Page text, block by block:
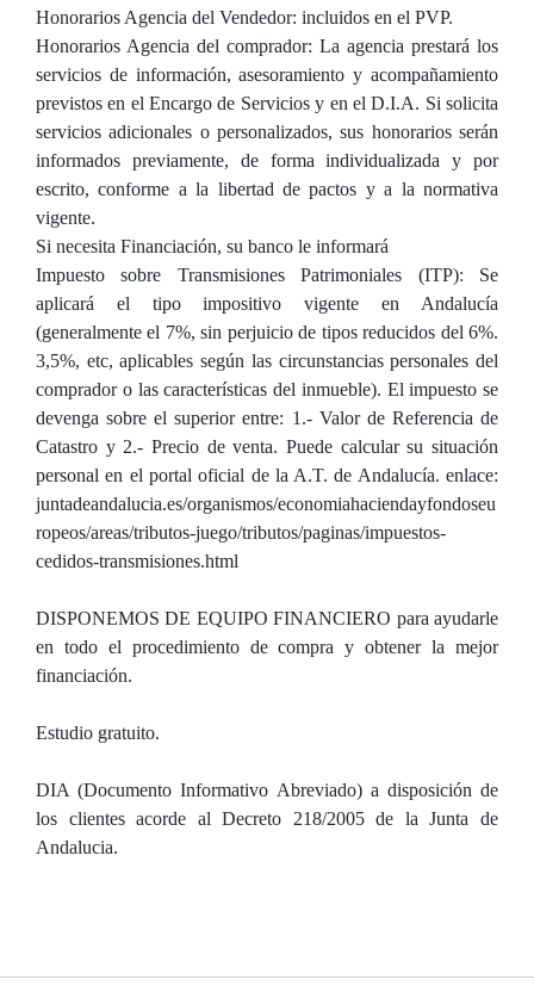
Honorarios Agencia del Vendedor: incluidos en el PVP.
Honorarios Agencia del comprador: La agencia prestará los
servicios de información, asesoramiento y acompañamiento
previstos en el Encargo de Servicios y en el D.I.A. Si solicita
servicios adicionales o personalizados, sus honorarios serán
informados previamente, de forma individualizada y por
escrito, conforme a la libertad de pactos y a la normativa
vigente.
Si necesita Financiación, su banco le informará
Impuesto sobre Transmisiones Patrimoniales (ITP): Se
aplicará el tipo impositivo vigente en Andalucía
(generalmente el 7%, sin perjuicio de tipos reducidos del 6%.
3,5%, etc, aplicables según las circunstancias personales del
comprador o las características del inmueble). El impuesto se
devenga sobre el superior entre: 1.- Valor de Referencia de
Catastro y 2.- Precio de venta. Puede calcular su situación
personal en el portal oficial de la A.T. de Andalucía. enlace:
juntadeandalucia.es/organismos/economiahaciendayfondoseu
ropeos/areas/tributos-juego/tributos/paginas/impuestos-
cedidos-transmisiones.html
DISPONEMOS DE EQUIPO FINANCIERO para ayudarle
en todo el procedimiento de compra y obtener la mejor
financiación.
Estudio gratuito.
DIA (Documento Informativo Abreviado) a disposición de
los clientes acorde al Decreto 218/2005 de la Junta de
Andalucia.